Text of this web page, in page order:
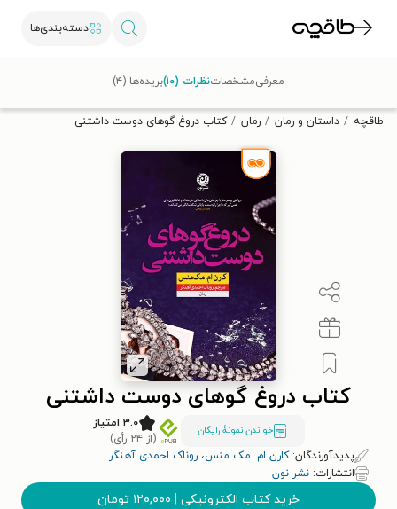
دسته‌بندی‌ها
تخفیف از طاقچه دریافت کن.
طاقچه داستان و رمان رمان کتاب دروغ گوهای دوست داشتنی
کتاب دروغ گوهای دوست داشتنی
خواندن نمونۀ رایگان
۳.۰ امتیاز
(از ۲۴ رأی)
پدیدآورندگان:کارن ام. مک منس، روناک احمدی آهنگر
انتشارات: نشر نون
خرید کتاب الکترونیکی | ۱۲۰,۰۰۰ تومان
معرفیمشخصاتنظرات (۱۰) بریده‌ها (۴)